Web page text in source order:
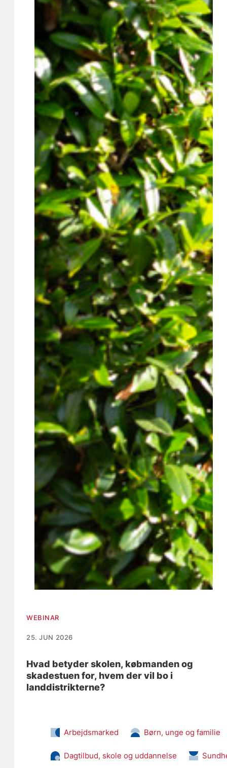
WEBINAR
25. JUN 2026
Hvad betyder skolen, købmanden og
skadestuen for, hvem der vil bo i
landdistrikterne?
Arbejdsmarked Børn, unge og familie
Dagtilbud, skole og uddannelse